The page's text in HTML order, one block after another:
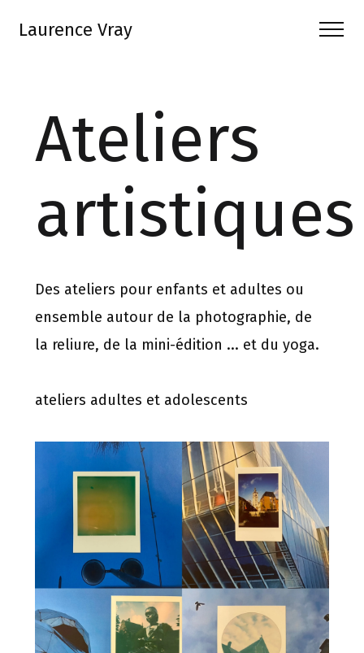
Laurence Vray
Ateliers
artistiques
Des ateliers pour enfants et adultes ou
ensemble autour de la photographie, de
la reliure, de la mini-édition ... et du yoga.
ateliers adultes et adolescents